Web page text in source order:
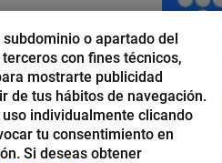
Le
al
o apartado del
con fines técnicos,
mostrarte publicidad
de tus hábitos de navegación.
individualmente clicando
tu consentimiento en
Si deseas obtener